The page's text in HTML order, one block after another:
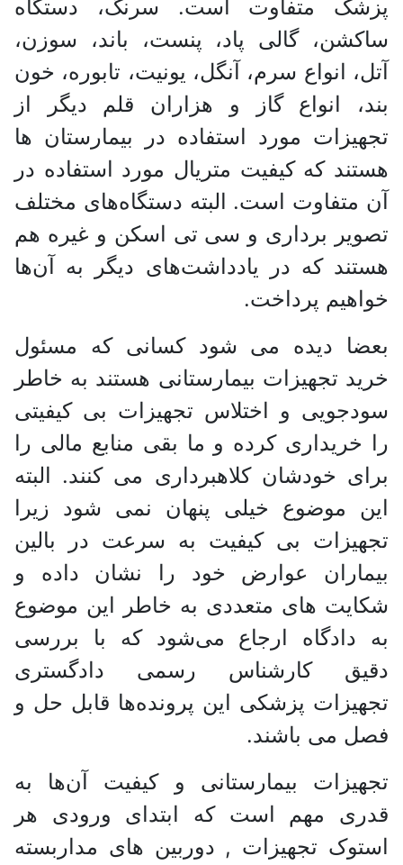
پزشک متفاوت است. سرنگ، دستگاه
ساکشن، گالی پاد، پنست، باند، سوزن،
آتل، انواع سرم، آنگل، یونیت، تابوره، خون
بند، انواع گاز و هزاران قلم دیگر از
تجهیزات مورد استفاده در بیمارستان ها
هستند که کیفیت متریال مورد استفاده در
آن متفاوت است. البته دستگاه‌های مختلف
تصویر برداری و سی تی اسکن و غیره هم
هستند که در یادداشت‌های دیگر به آن‌ها
خواهیم پرداخت.
بعضا دیده می شود کسانی که مسئول
خرید تجهیزات بیمارستانی هستند به خاطر
سودجویی و اختلاس تجهیزات بی کیفیتی
را خریداری کرده و ما بقی منابع مالی را
برای خودشان کلاهبرداری می کنند. البته
این موضوع خیلی پنهان نمی شود زیرا
تجهیزات بی کیفیت به سرعت در بالین
بیماران عوارض خود را نشان داده و
شکایت های متعددی به خاطر این موضوع
به دادگاه ارجاع می‌شود که با بررسی
دقیق کارشناس رسمی دادگستری
تجهیزات پزشکی این پرونده‌ها قابل حل و
فصل می باشند.
تجهیزات بیمارستانی و کیفیت آن‌ها به
قدری مهم است که ابتدای ورودی هر
استوک تجهیزات , دوربین های مداربسته